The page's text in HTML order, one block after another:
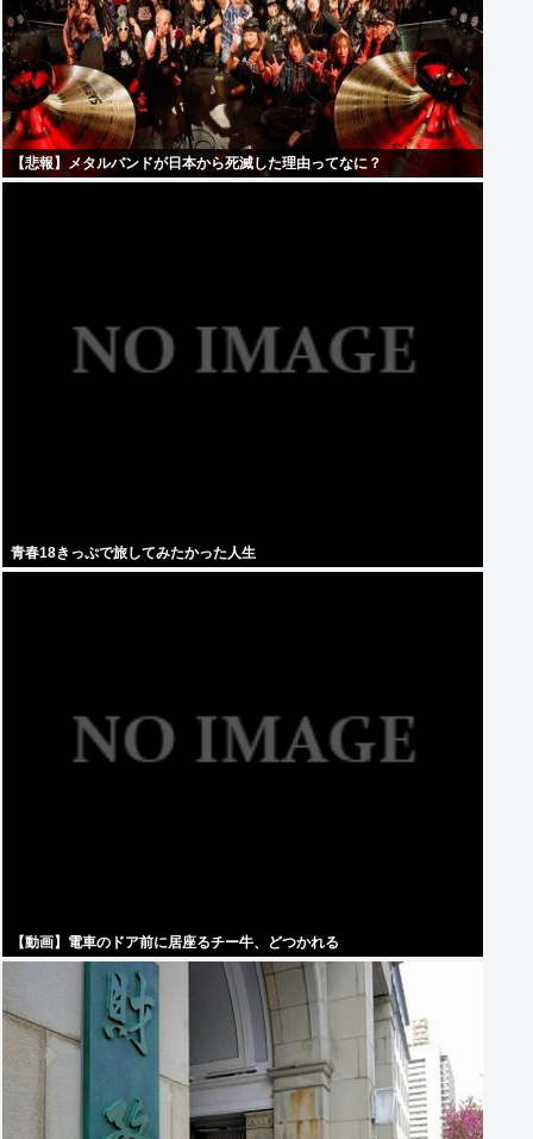
【悲報】メタルバンドが日本から死滅した理由ってなに？
青春18きっぷで旅してみたかった人生
【動画】電車のドア前に居座るチー牛、どつかれる